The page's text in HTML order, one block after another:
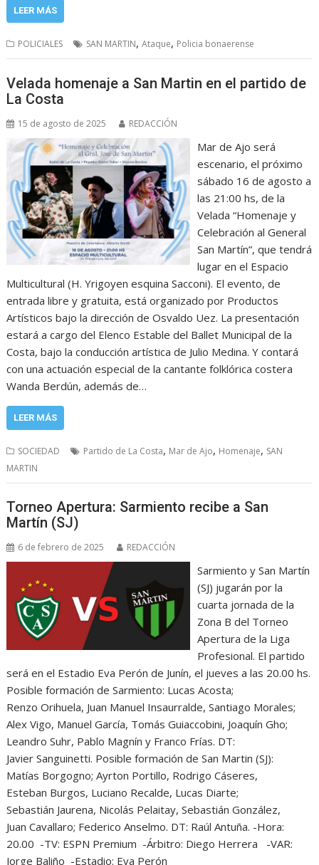
LEER MÁS
POLICIALES SAN MARTIN,Ataque, Policia bonaerense
Velada homenaje a San Martin en el partido de
La Costa
15 de agosto de 2025 REDACCIÓN
Mar de Ajo será
escenario, el próximo
sábado 16 de agosto a
las 21:00 hs, de la
Velada “Homenaje y
Celebración al General
San Martín”, que tendrá
lugar en el Espacio
Multicultural (H. Yrigoyen esquina Sacconi). El evento, de
entrada libre y gratuita, está organizado por Productos
Artísticos bajo la dirección de Osvaldo Uez. La presentación
estará a cargo del Elenco Estable del Ballet Municipal de la
Costa, bajo la conducción artística de Julio Medina. Y contará
con una actuación especial de la cantante folklórica costera
Wanda Berdún, además de…
LEER MÁS
SOCIEDAD Partido de La Costa, Mar de Ajo, Homenaje, SAN
MARTIN
Torneo Apertura: Sarmiento recibe a San
Martín (SJ)
6 de febrero de 2025 REDACCIÓN
Sarmiento y San Martín
(SJ) jugarán por la
cuarta jornada de la
Zona B del Torneo
Apertura de la Liga
Profesional. El partido
será en el Estadio Eva Perón de Junín, el jueves a las 20.00 hs.
Posible formación de Sarmiento: Lucas Acosta;
Renzo Orihuela, Juan Manuel Insaurralde, Santiago Morales;
Alex Vigo, Manuel García, Tomás Guiaccobini, Joaquín Gho;
Leandro Suhr, Pablo Magnín y Franco Frías. DT:
Javier Sanguinetti. Posible formación de San Martin (SJ):
Matías Borgogno; Ayrton Portillo, Rodrigo Cáseres,
Esteban Burgos, Luciano Recalde, Lucas Diarte;
Sebastián Jaurena, Nicolás Pelaitay, Sebastián González,
Juan Cavallaro; Federico Anselmo. DT: Raúl Antuña. -Hora:
20.00 -TV: ESPN Premium -Árbitro: Diego Herrera -VAR:
Jorge Baliño -Estadio: Eva Perón